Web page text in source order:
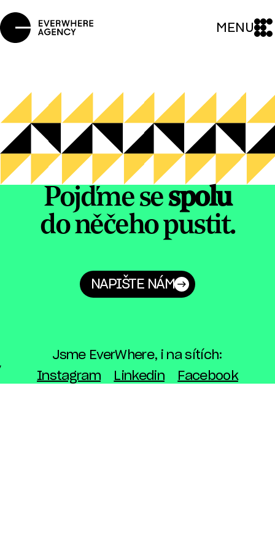
MENU
Pojďme sespolu
do něčeho pustit.
NAPIŠTE NÁM
Jsme EverWhere, i na sítích:
Instagram
Linkedin Facebook